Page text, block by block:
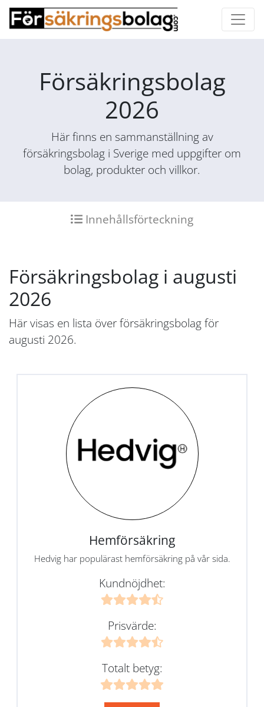
Försäkringsbolag
2026
Här finns en sammanställning av
försäkringsbolag i Sverige med uppgifter om
bolag, produkter och villkor.
Innehållsförteckning
Försäkringsbolag i augusti
2026
Här visas en lista över försäkringsbolag för
augusti 2026.
Hemförsäkring
Hedvig har populärast hemförsäkring på vår sida.
Kundnöjdhet:
Prisvärde:
Totalt betyg: